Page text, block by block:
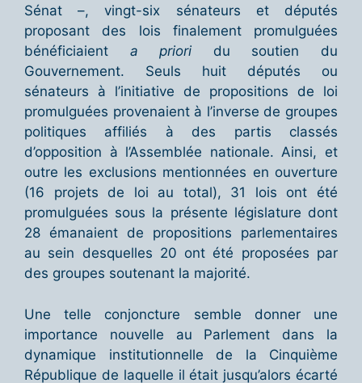
Sénat –, vingt-six sénateurs et députés
proposant des lois finalement promulguées
bénéficiaient a priori du soutien du
Gouvernement. Seuls huit députés ou
sénateurs à l’initiative de propositions de loi
promulguées provenaient à l’inverse de groupes
politiques affiliés à des partis classés
d’opposition à l’Assemblée nationale. Ainsi, et
outre les exclusions mentionnées en ouverture
(16 projets de loi au total), 31 lois ont été
promulguées sous la présente législature dont
28 émanaient de propositions parlementaires
au sein desquelles 20 ont été proposées par
des groupes soutenant la majorité.
Une telle conjoncture semble donner une
importance nouvelle au Parlement dans la
dynamique institutionnelle de la Cinquième
République de laquelle il était jusqu’alors écarté